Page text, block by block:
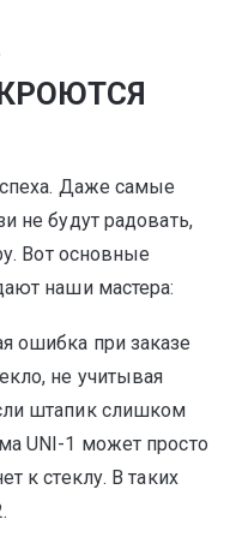
Даже самые
не будут радовать,
Вот основные
наши мастера:
ошибка при заказе
не учитывая
штапик слишком
UNI-1 может просто
к стеклу. В таких